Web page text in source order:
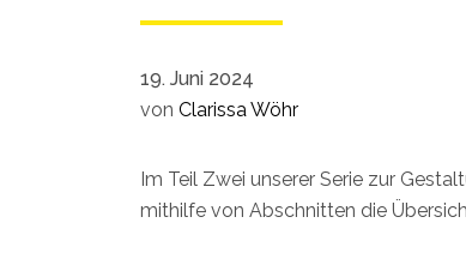
19. Juni 2024
von Clarissa Wöhr
Im Teil Zwei unserer Serie zur
mithilfe von Abschnitten die